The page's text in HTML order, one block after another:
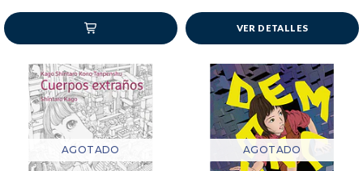
VER DETALLES
AGOTADO AGOTADO